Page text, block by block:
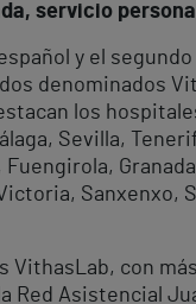
servicio
y el
denominados
los
Sevilla,
Sanxenxo,
con
Red Asistencial